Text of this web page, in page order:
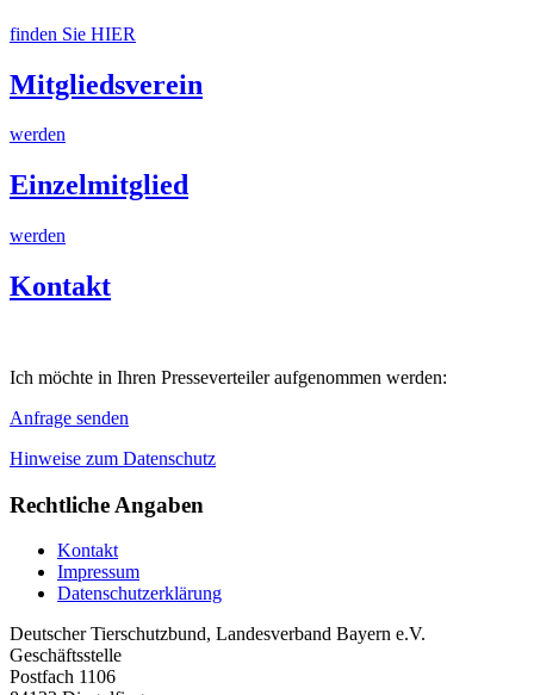
finden Sie HIER
Mitgliedsverein
werden
Einzelmitglied
werden
Kontakt
Ich möchte in Ihren Presseverteiler aufgenommen werden:
Anfrage senden
Hinweise zum Datenschutz
Rechtliche Angaben
Kontakt
Impressum
Datenschutzerklärung
Deutscher Tierschutzbund, Landesverband Bayern e.V.
Geschäftsstelle
Postfach 1106